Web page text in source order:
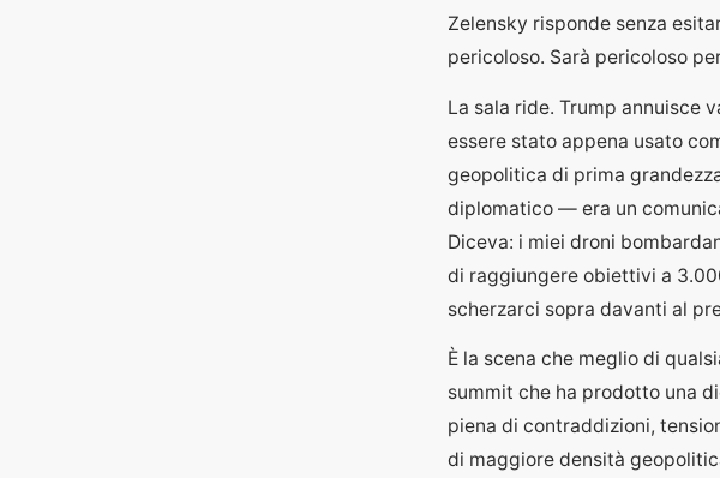
Zelensky risponde senza
pericoloso. Sarà pericoloso
La sala ride. Trump annuisce
essere stato appena usato
geopolitica di prima
diplomatico — era un
Diceva: i miei droni
di raggiungere obiettivi a
scherzarci sopra davanti al
È la scena che meglio di
summit che ha prodotto una
piena di contraddizioni,
di maggiore densità